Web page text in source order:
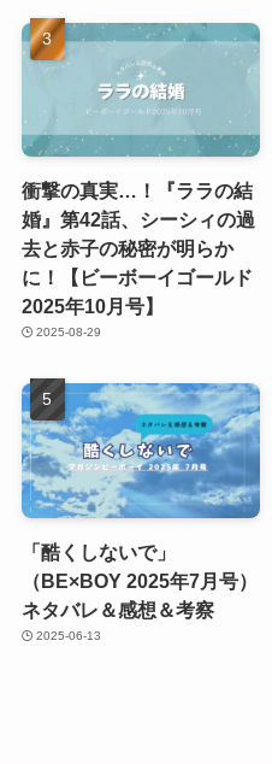
衝撃の真実…！『ララの結
婚』第42話、シーシィの過
去と赤子の秘密が明らか
に！【ビーボーイゴールド
2025年10月号】
2025-08-29
「酷くしないで」
（BE×BOY 2025年7月号）
ネタバレ＆感想＆考察
2025-06-13